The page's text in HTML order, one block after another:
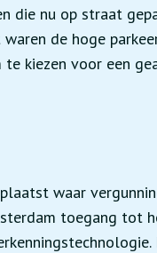
die nu op straat
de hoge
kiezen voor een
waar
toegang tot